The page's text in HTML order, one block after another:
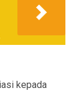
kepada